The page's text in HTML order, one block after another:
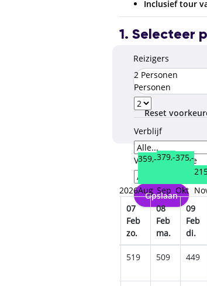
Inclusief tour
1. Selecteer
Reizigers
2 Personen
Personen
Verblijf
Verzorgingstype
Opslaan
Reset
2026
359,-
Aug
379,-
Sep
375,-
Okt
07
Feb
zo.
08
Feb
ma.
09
Feb
di.
519 509 449